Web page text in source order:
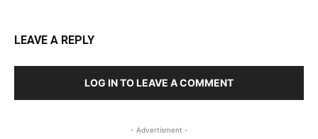
LEAVE A REPLY
LOG IN TO LEAVE A COMMENT
- Advertisment -